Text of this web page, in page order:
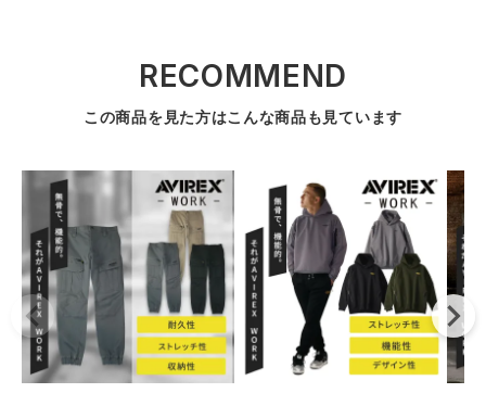
RECOMMEND
この商品を見た方はこんな商品も見ています